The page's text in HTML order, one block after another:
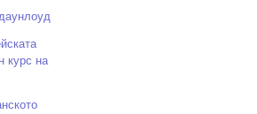
курс на